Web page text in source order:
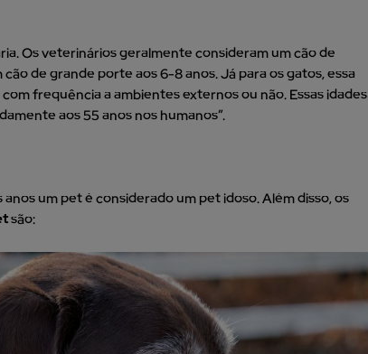
Os veterinários geralmente consideram um cão de
de grande porte aos 6-8 anos. Já para os gatos, essa
frequência a ambientes externos ou não. Essas idades
aos 55 anos nos humanos”.
um pet é considerado um pet idoso. Além disso, os
são: